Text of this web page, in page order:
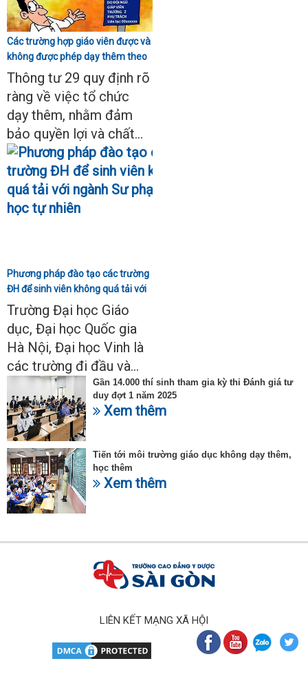
Các trường hợp giáo viên được và
không được phép dạy thêm theo
Thông tư 29
Thông tư 29 quy định rõ
ràng về việc tổ chức
dạy thêm, nhằm đảm
bảo quyền lợi và chất...
Phương pháp đào tạo các trường
ĐH để sinh viên không quá tải với
ngành Sư phạm Khoa học tự
nhiên
Trường Đại học Giáo
dục, Đại học Quốc gia
Hà Nội, Đại học Vinh là
các trường đi đầu và...
Gần 14.000 thí sinh tham gia kỳ thi Đánh giá tư
duy đợt 1 năm 2025
Xem thêm
Tiến tới môi trường giáo dục không dạy thêm,
học thêm
Xem thêm
LIÊN KẾT MẠNG XÃ HỘI